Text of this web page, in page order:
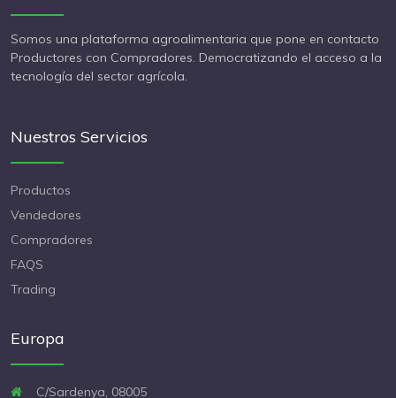
Somos una plataforma agroalimentaria que pone en contacto
Productores con Compradores. Democratizando el acceso a la
tecnología del sector agrícola.
Nuestros Servicios
Productos
Vendedores
Compradores
FAQS
Trading
Europa
C/Sardenya, 08005